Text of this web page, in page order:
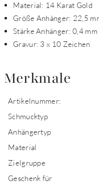
Material: 14 Karat Gold
Größe Anhänger: 22,5
Stärke Anhänger: 0,4 mm
Gravur: 3 x 10 Zeichen
Merkmale
Artikelnummer:
Schmucktyp
Anhängertyp
Material
Zielgruppe
Geschenk für